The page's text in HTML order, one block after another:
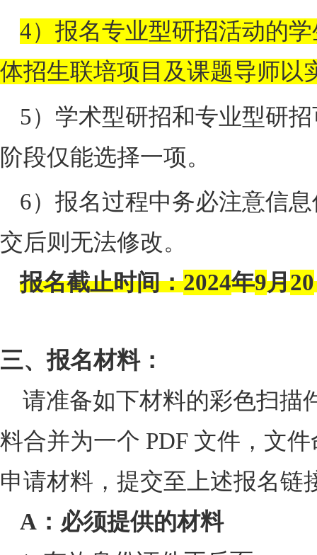
4）报名专业型研招活动的
体招生联培项目及课题导师以
5）学术型研招和专业型研
阶段仅能选择一项。
6）报名过程中务必注意信
交后则无法修改。
报名截止时间：2024年9月20
三、报名材料：
请准备如下材料的彩色扫描
料合并为一个 PDF 文件，文
申请材料，提交至上述报名链
A ：必须提供的材料